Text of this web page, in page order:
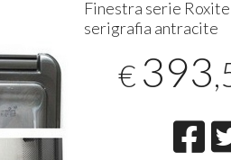
Finestra serie
serigrafia antracite
€ 393